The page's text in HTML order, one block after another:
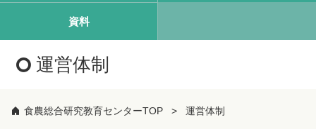
資料
運営体制
食農総合研究教育センターTOP 運営体制